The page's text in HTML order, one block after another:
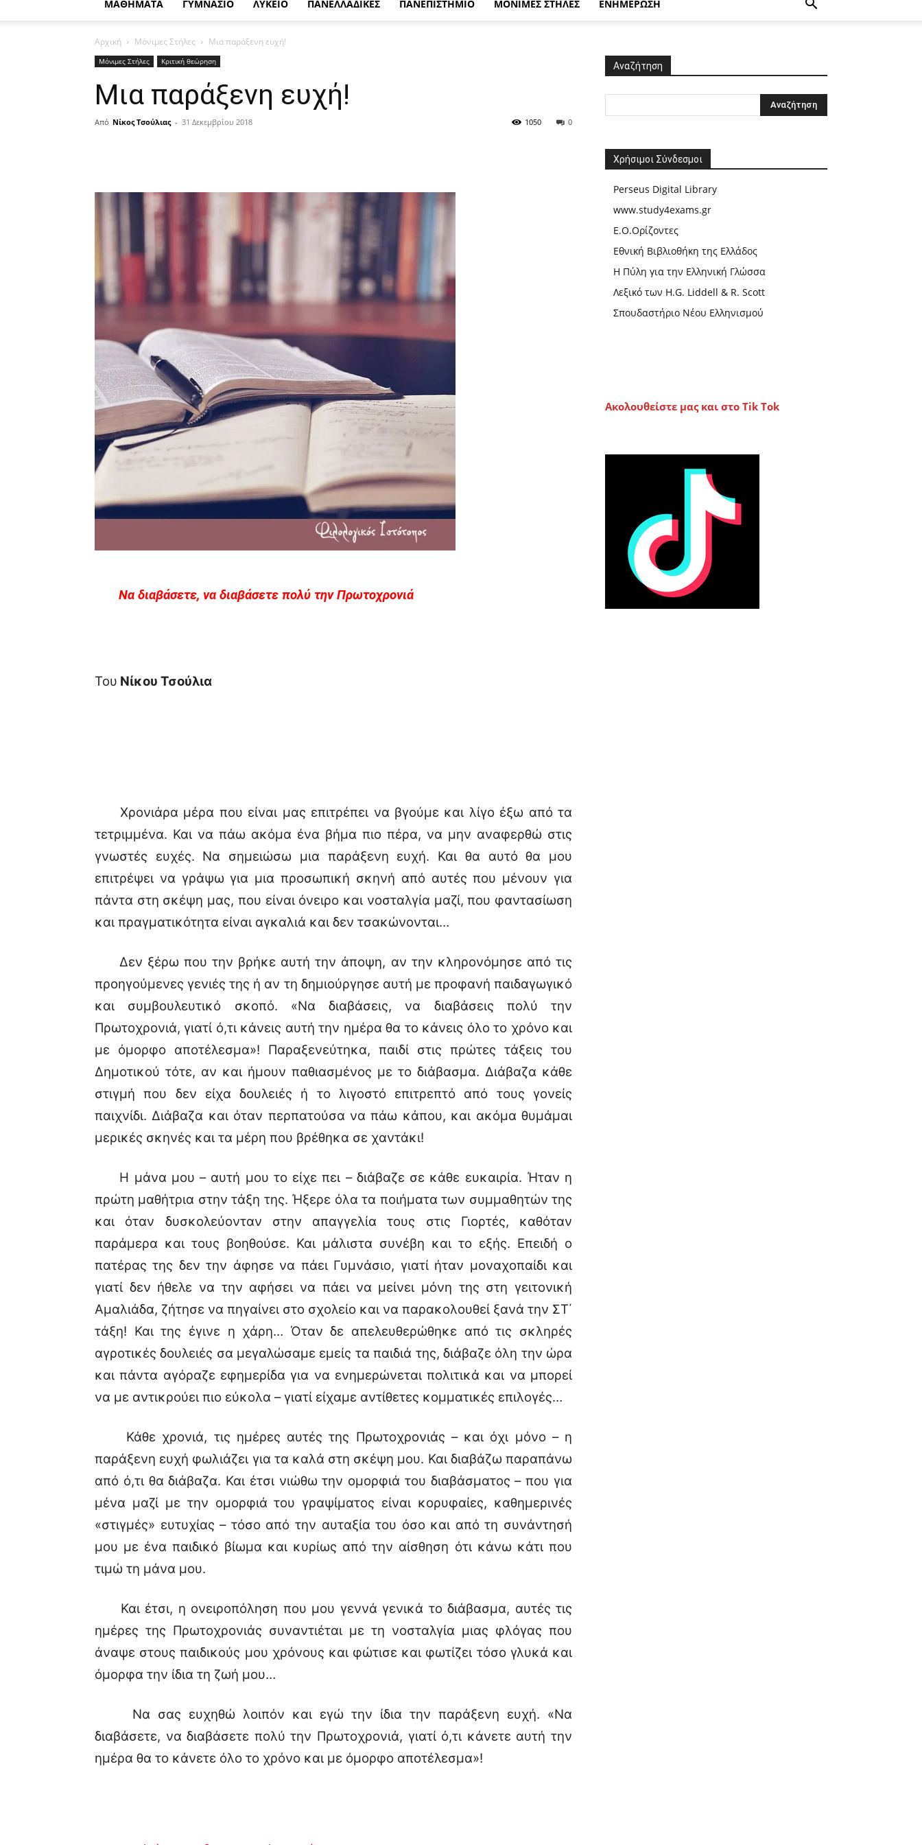
ΜΑΘΗΜΑΤΑ ΓΥΜΝΑΣΙΟ ΛΥΚΕΙΟ ΠΑΝΕΛΛΑΔΙΚΕΣ ΠΑΝΕΠΙΣΤΗΜΙΟ ΜΟΝΙΜΕΣ ΣΤΗΛΕΣ ΕΝΗΜΕΡΩΣΗ
Αρχική Μόνιμες Στήλες Μια παράξενη ευχή!
Μόνιμες Στήλες Κριτική θεώρηση
Μια παράξενη ευχή!
Από Νίκος Τσούλιας - 31 Δεκεμβρίου 2018 0
1050
Να διαβάσετε, να διαβάσετε πολύ την Πρωτοχρονιά
Του Νίκου Τσούλια
Χρονιάρα μέρα που είναι μας επιτρέπει να βγούμε και λίγο έξω από τα
τετριμμένα. Και να πάω ακόμα ένα βήμα πιο πέρα, να μην αναφερθώ στις
γνωστές ευχές. Να σημειώσω μια παράξενη ευχή. Και θα αυτό θα μου
επιτρέψει να γράψω για μια προσωπική σκηνή από αυτές που μένουν για
πάντα στη σκέψη μας, που είναι όνειρο και νοσταλγία μαζί, που φαντασίωση
και πραγματικότητα είναι αγκαλιά και δεν τσακώνονται…
Δεν ξέρω που την βρήκε αυτή την άποψη, αν την κληρονόμησε από τις
προηγούμενες γενιές της ή αν τη δημιούργησε αυτή με προφανή παιδαγωγικό
και συμβουλευτικό σκοπό. «Να διαβάσεις, να διαβάσεις πολύ την
Πρωτοχρονιά, γιατί ό,τι κάνεις αυτή την ημέρα θα το κάνεις όλο το χρόνο και
με όμορφο αποτέλεσμα»! Παραξενεύτηκα, παιδί στις πρώτες τάξεις του
Δημοτικού τότε, αν και ήμουν παθιασμένος με το διάβασμα. Διάβαζα κάθε
στιγμή που δεν είχα δουλειές ή το λιγοστό επιτρεπτό από τους γονείς
παιχνίδι. Διάβαζα και όταν περπατούσα να πάω κάπου, και ακόμα θυμάμαι
μερικές σκηνές και τα μέρη που βρέθηκα σε χαντάκι!
Η μάνα μου – αυτή μου το είχε πει – διάβαζε σε κάθε ευκαιρία. Ήταν η
πρώτη μαθήτρια στην τάξη της. Ήξερε όλα τα ποιήματα των συμμαθητών της
και όταν δυσκολεύονταν στην απαγγελία τους στις Γιορτές, καθόταν
παράμερα και τους βοηθούσε. Και μάλιστα συνέβη και το εξής. Επειδή ο
πατέρας της δεν την άφησε να πάει Γυμνάσιο, γιατί ήταν μοναχοπαίδι και
γιατί δεν ήθελε να την αφήσει να πάει να μείνει μόνη της στη γειτονική
Αμαλιάδα, ζήτησε να πηγαίνει στο σχολείο και να παρακολουθεί ξανά την ΣΤ΄
τάξη! Και της έγινε η χάρη… Όταν δε απελευθερώθηκε από τις σκληρές
αγροτικές δουλειές σα μεγαλώσαμε εμείς τα παιδιά της, διάβαζε όλη την ώρα
και πάντα αγόραζε εφημερίδα για να ενημερώνεται πολιτικά και να μπορεί
να με αντικρούει πιο εύκολα – γιατί είχαμε αντίθετες κομματικές επιλογές…
Κάθε χρονιά, τις ημέρες αυτές της Πρωτοχρονιάς – και όχι μόνο – η
παράξενη ευχή φωλιάζει για τα καλά στη σκέψη μου. Και διαβάζω παραπάνω
από ό,τι θα διάβαζα. Και έτσι νιώθω την ομορφιά του διαβάσματος – που για
μένα μαζί με την ομορφιά του γραψίματος είναι κορυφαίες, καθημερινές
«στιγμές» ευτυχίας – τόσο από την αυταξία του όσο και από τη συνάντησή
μου με ένα παιδικό βίωμα και κυρίως από την αίσθηση ότι κάνω κάτι που
τιμώ τη μάνα μου.
Και έτσι, η ονειροπόληση που μου γεννά γενικά το διάβασμα, αυτές τις
ημέρες της Πρωτοχρονιάς συναντιέται με τη νοσταλγία μιας φλόγας που
άναψε στους παιδικούς μου χρόνους και φώτισε και φωτίζει τόσο γλυκά και
όμορφα την ίδια τη ζωή μου…
Να σας ευχηθώ λοιπόν και εγώ την ίδια την παράξενη ευχή. «Να
διαβάσετε, να διαβάσετε πολύ την Πρωτοχρονιά, γιατί ό,τι κάνετε αυτή την
ημέρα θα το κάνετε όλο το χρόνο και με όμορφο αποτέλεσμα»!
Αναζήτηση
Χρήσιμοι Σύνδεσμοι
Perseus Digital Library
www.study4exams.gr
Ε.Ο.Ορίζοντες
Εθνική Βιβλιοθήκη της Ελλάδος
Η Πύλη για την Ελληνική Γλώσσα
Λεξικό των H.G. Liddell & R. Scott
Σπουδαστήριο Νέου Ελληνισμού
Ακολουθείστε μας και στο Tik Tok